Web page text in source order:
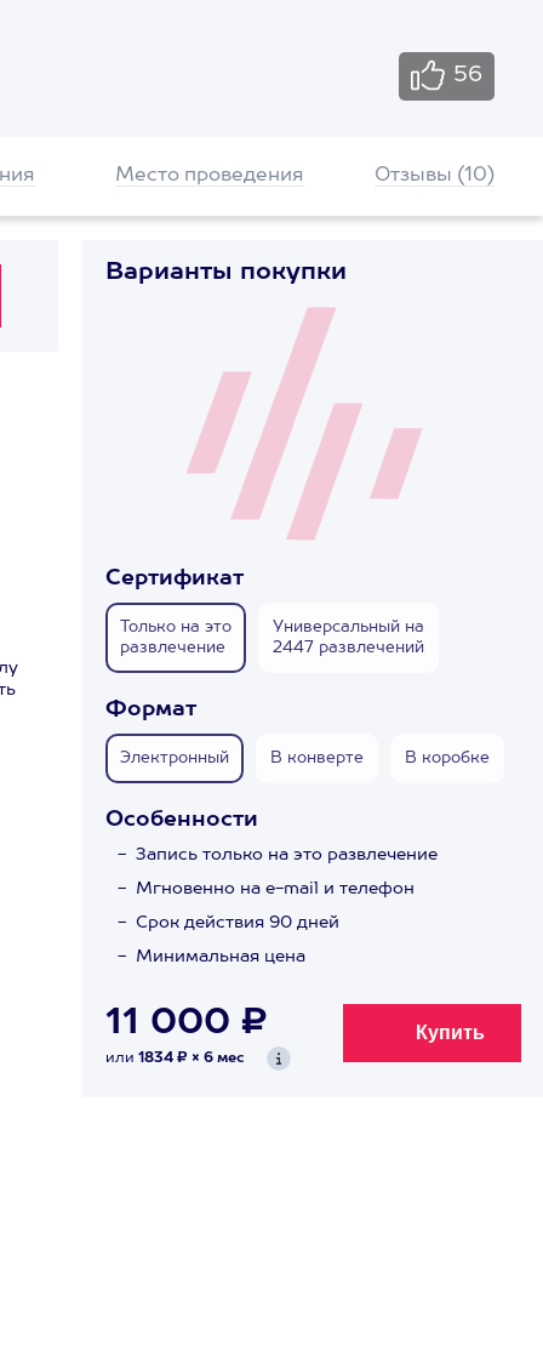
56
Место проведения Отзывы (10)
Варианты покупки
Сертификат
Только на это
развлечение
Универсальный на
2447 развлечений
Формат
Электронный В конверте В коробке
Особенности
Запись только на это развлечение
Мгновенно на e-mail и телефон
Срок действия 90 дней
Минимальная цена
11 000 ₽
или 1834 ₽ × 6 мес